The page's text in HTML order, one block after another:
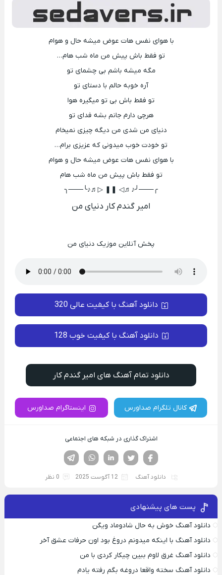
با هوای نفس هات عوض میشه حال و هوام
تو فقط باش پیش من ماه شب هام…
مگه میشه باشم بی چشمای تو
آره خوبه حالم با دستای تو
تو فقط باش بی تو میگیره هوا
هرچی دارم جانم بشه فدای تو
دنیای من شدی من دیگه چیزی نمیخام
تو خودت خوب میدونی که عزیزی برام…
با هوای نفس هات عوض میشه حال و هوام
تو فقط باش پیش من ماه شب هام
╭───╯♪♬◁ ❚❚ ▷♬♪╰───╮
امیر گندم کار دنیای من
پخش آنلاین موزیک دنیای من
دانلود آهنگ با کیفیت عالی 320
دانلود آهنگ با کیفیت خوب 128
دانلود تمام آهنگ های امیر گندم کار
کانال تلگرام صداورس اینستاگرام صداورس
اشتراک گذاری در شبکه های اجتماعی
لینکدین تویتر
فیسوک
دانلود آهنگ 12 آگوست 2025 0 نظر
پست های پیشنهادی
دانلود آهنگ خوش به حال شادوماد ویگن
دانلود آهنگ با اینکه میدونم دروغ بود اون حرفات عشق آخر
دانلود آهنگ غرق لاوم ببین چیکار کردی با من
دانلود آهنگ سخته واقعا دروغه بگم رفته یادم